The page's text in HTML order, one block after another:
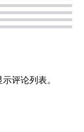
评论列表。